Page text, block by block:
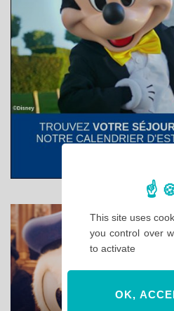
This site uses
you control over
to activate
OK,